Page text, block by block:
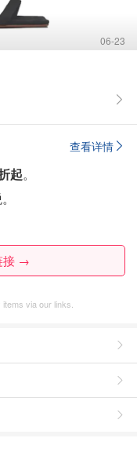
06-23
查看详情
起。
接 →
via our links.